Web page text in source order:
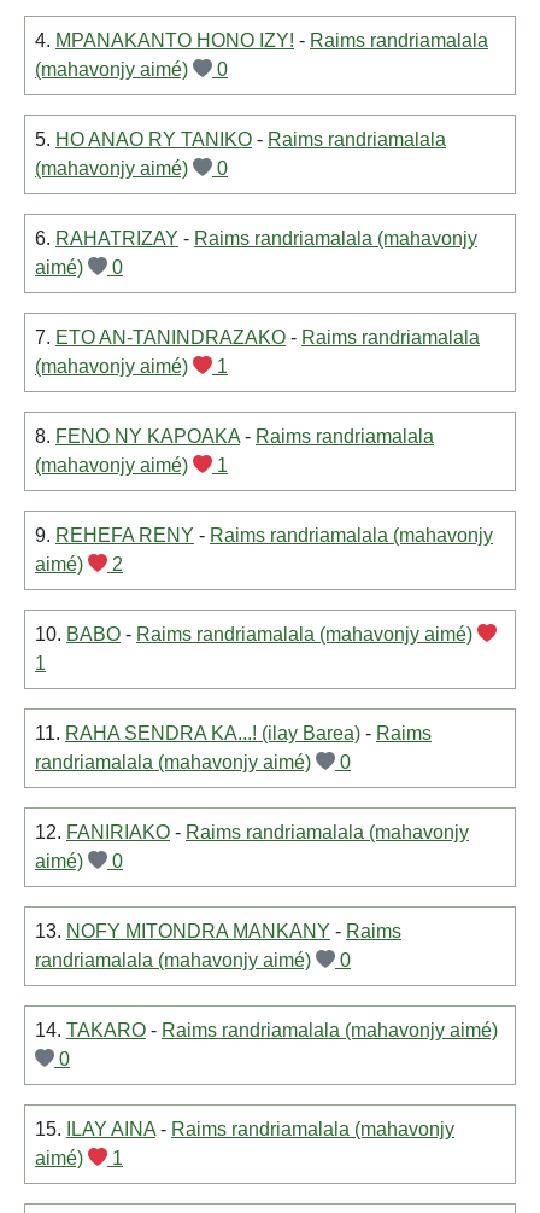
4. MPANAKANTO HONO IZY! - Raims randriamalala
(mahavonjy aimé)
0
5. HO ANAO RY TANIKO - Raims randriamalala
(mahavonjy aimé)
0
6. RAHATRIZAY - Raims randriamalala (mahavonjy
aimé)
0
7. ETO AN-TANINDRAZAKO - Raims randriamalala
(mahavonjy aimé)
1
8. FENO NY KAPOAKA - Raims randriamalala
(mahavonjy aimé)
1
9. REHEFA RENY - Raims randriamalala (mahavonjy
aimé)
2
10. BABO - Raims randriamalala (mahavonjy aimé)
1
11. RAHA SENDRA KA...! (ilay Barea) - Raims
randriamalala (mahavonjy aimé)
0
12. FANIRIAKO - Raims randriamalala (mahavonjy
aimé)
0
13. NOFY MITONDRA MANKANY - Raims
randriamalala (mahavonjy aimé)
0
14. TAKARO - Raims randriamalala (mahavonjy aimé)
0
15. ILAY AINA - Raims randriamalala (mahavonjy
aimé)
1